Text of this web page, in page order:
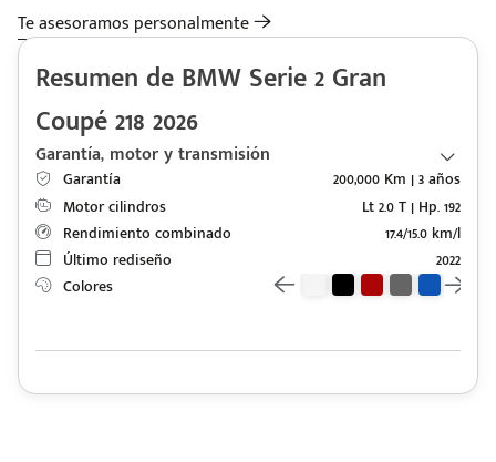
Te asesoramos personalmente
Resumen de BMW Serie 2 Gran
Coupé 218 2026
Garantía, motor y transmisión
Garantía
200,000 Km | 3 años
Motor cilindros
Lt 2.0 T | Hp. 192
Rendimiento combinado
17.4/15.0 km/l
Último rediseño
2022
Colores